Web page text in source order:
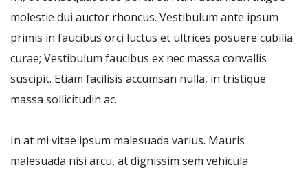
molestie dui auctor rhoncus. Vestibulum ante ipsum
primis in faucibus orci luctus et ultrices posuere cubilia
curae; Vestibulum faucibus ex nec massa convallis
suscipit. Etiam facilisis accumsan nulla, in tristique
massa sollicitudin ac.
In at mi vitae ipsum malesuada varius. Mauris
malesuada nisi arcu, at dignissim sem vehicula